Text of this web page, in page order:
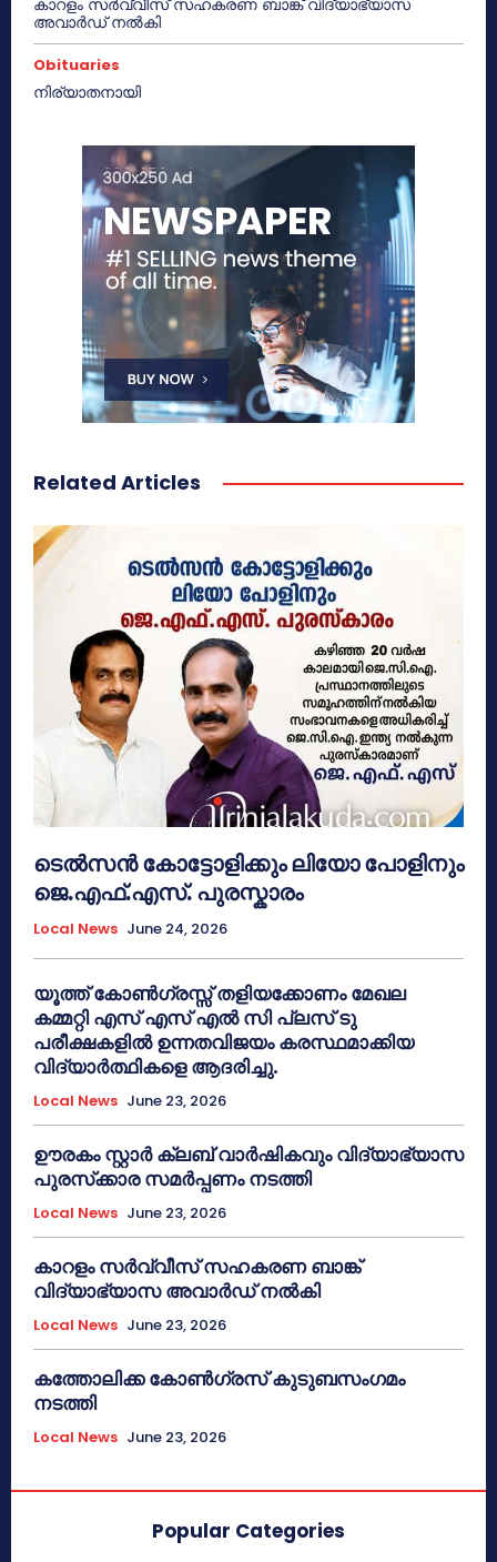
അവാർഡ് നൽകി
Obituaries
നിര്യാതനായി
Related Articles
ടെൽസൻ കോട്ടോളിക്കും ലിയോ പോളിനും
ജെ.എഫ്.എസ്. പുരസ്കാരം
Local News June 24, 2026
യൂത്ത് കോൺഗ്രസ്സ് തളിയക്കോണം മേഖല
കമ്മറ്റി എസ് എസ് എൽ സി പ്ലസ് ടു
പരീക്ഷകളിൽ ഉന്നതവിജയം കരസ്ഥമാക്കിയ
വിദ്യാർത്ഥികളെ ആദരിച്ചു.
Local News June 23, 2026
ഊരകം സ്റ്റാർ ക്ലബ് വാർഷികവും വിദ്യാഭ്യാസ
പുരസ്‌ക്കാര സമർപ്പണം നടത്തി
Local News June 23, 2026
കാറളം സർവ്വീസ് സഹകരണ ബാങ്ക്
വിദ്യാഭ്യാസ അവാർഡ് നൽകി
Local News June 23, 2026
കത്തോലിക്ക കോൺഗ്രസ് കുടുബസംഗമം
നടത്തി
Local News June 23, 2026
Popular Categories